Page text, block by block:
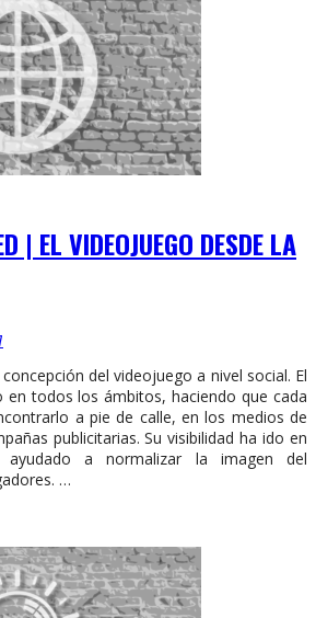
| EL VIDEOJUEGO DESDE LA
del videojuego a nivel social. El
en todos los ámbitos, haciendo que cada
a pie de calle, en los medios de
publicitarias. Su visibilidad ha ido en
a normalizar la imagen del
…